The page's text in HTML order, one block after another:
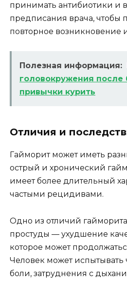
принимать антибиотики и
предписания врача, чтобы
повторное возникновение
Полезная информация:
головокружения после
привычки курить
Отличия и
Гайморит может иметь
острый и хронический
имеет более длительный
частыми рецидивами.
Одно из отличий
простуды — ухудшение
которое может
Человек может испытывать
боли, затруднения с